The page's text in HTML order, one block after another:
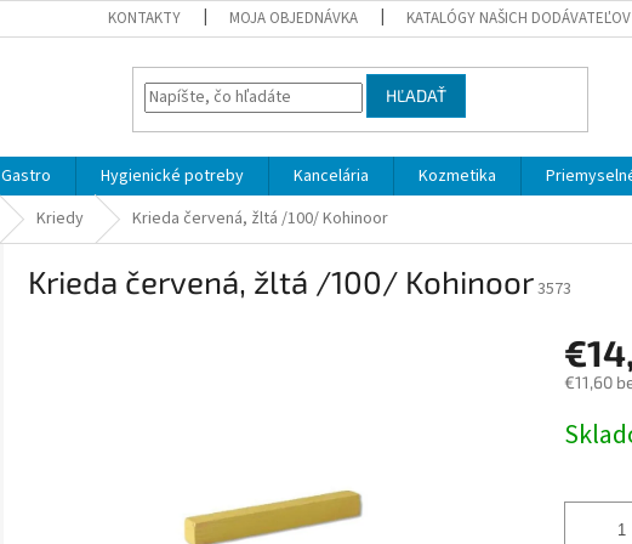
KONTAKTY MOJA OBJEDNÁVKA KATALÓGY NAŠICH DODÁVATEĽOV
HĽADAŤ
Gastro Hygienické potreby Kancelária Kozmetika
Kriedy Krieda červená, žltá /100/ Kohinoor
Krieda červená, žltá /100/ Kohinoor3573
€11,60
cena: